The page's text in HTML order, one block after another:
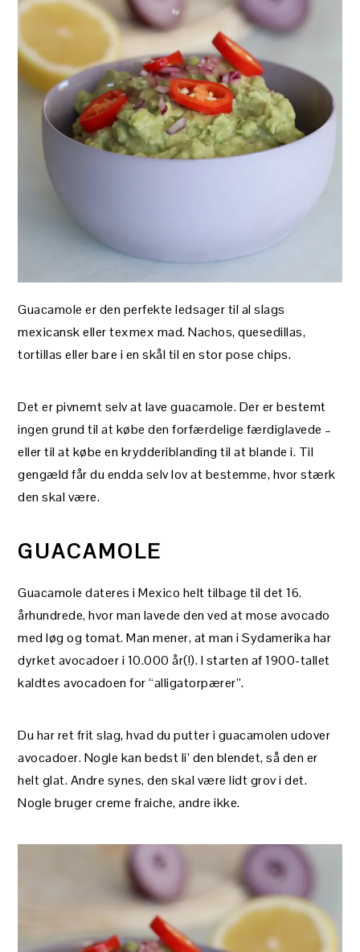
Guacamole er den perfekte ledsager til al slags
mexicansk eller texmex mad. Nachos, quesedillas,
tortillas eller bare i en skål til en stor pose chips.
Det er pivnemt selv at lave guacamole. Der er bestemt
ingen grund til at købe den forfærdelige færdiglavede –
eller til at købe en krydderiblanding til at blande i. Til
gengæld får du endda selv lov at bestemme, hvor stærk
den skal være.
GUACAMOLE
Guacamole dateres i Mexico helt tilbage til det 16.
århundrede, hvor man lavede den ved at mose avocado
med løg og tomat. Man mener, at man i Sydamerika har
dyrket avocadoer i 10.000 år(!). I starten af 1900-tallet
kaldtes avocadoen for “alligatorpærer”.
Du har ret frit slag, hvad du putter i guacamolen udover
avocadoer. Nogle kan bedst li’ den blendet, så den er
helt glat. Andre synes, den skal være lidt grov i det.
Nogle bruger creme fraiche, andre ikke.